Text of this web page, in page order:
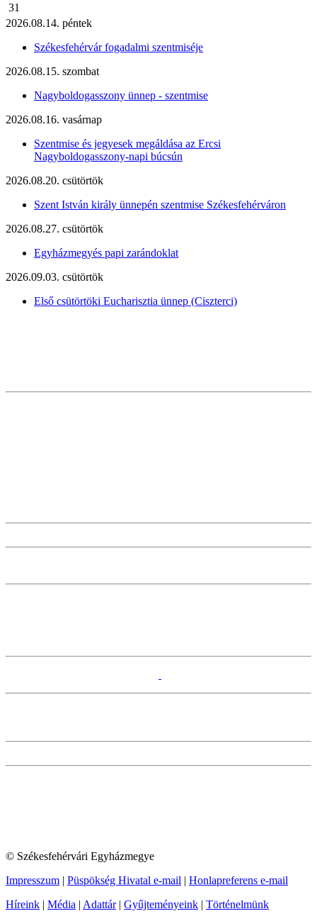
31
2026.08.14. péntek
Székesfehérvár fogadalmi szentmiséje
2026.08.15. szombat
Nagyboldogasszony ünnep - szentmise
2026.08.16. vasárnap
Szentmise és jegyesek megáldása az Ercsi
Nagyboldogasszony-napi búcsún
2026.08.20. csütörtök
Szent István király ünnepén szentmise Székesfehérváron
2026.08.27. csütörtök
Egyházmegyés papi zarándoklat
2026.09.03. csütörtök
Első csütörtöki Eucharisztia ünnep (Ciszterci)
© Székesfehérvári Egyházmegye
Impresszum | Püspökség Hivatal e-mail | Honlapreferens e-mail
Híreink | Média | Adattár| Gyűjteményeink | Történelmünk